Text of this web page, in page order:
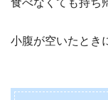
食べなくても持ち
小腹が空いたとき